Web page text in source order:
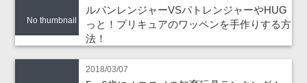
No thumbnail
ルパンレンジャーVSパトレンジャーやHUG
っと！プリキュアのワッペンを手作りする方
法！
2018/03/07